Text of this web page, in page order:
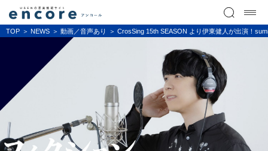
TOP NEWS 動画／音声あり CrosSing 15th SEASON より伊東健人が出演！